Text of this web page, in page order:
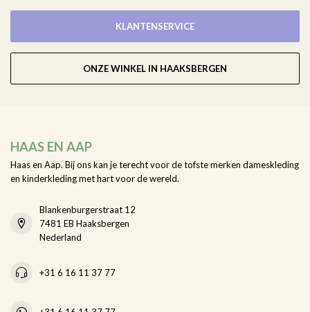
KLANTENSERVICE
ONZE WINKEL IN HAAKSBERGEN
HAAS EN AAP
Haas en Aap. Bij ons kan je terecht voor de tofste merken dameskleding
en kinderkleding met hart voor de wereld.
Blankenburgerstraat 12
7481 EB Haaksbergen
Nederland
+31 6 16 11 37 77